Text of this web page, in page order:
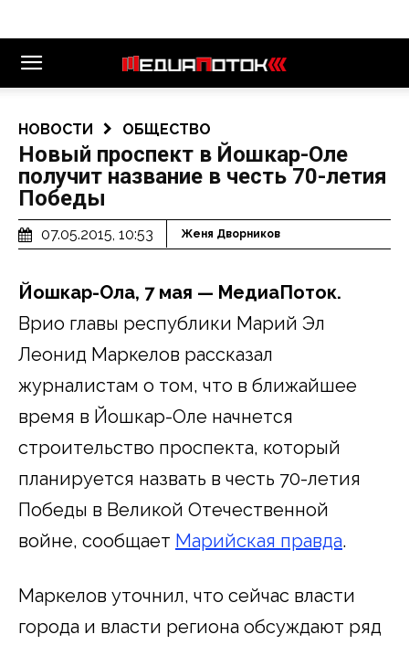
НОВОСТИ ОБЩЕСТВО
Новый проспект в Йошкар-Оле
получит название в честь 70-летия
Победы
07.05.2015, 10:53 Женя Дворников
Йошкар-Ола, 7 мая — МедиаПоток.
Врио главы республики Марий Эл
Леонид Маркелов рассказал
журналистам о том, что в ближайшее
время в Йошкар-Оле начнется
строительство проспекта, который
планируется назвать в честь 70-летия
Победы в Великой Отечественной
войне, сообщает Марийская правда.
Маркелов уточнил, что сейчас власти
города и власти региона обсуждают ряд